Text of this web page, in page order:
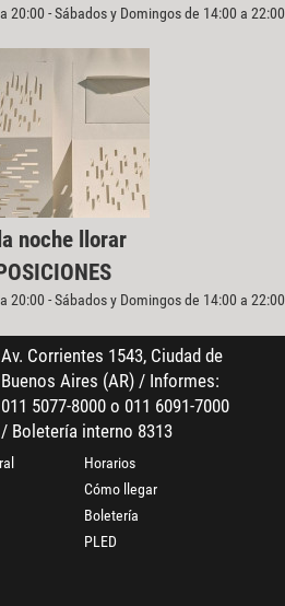
20:00 - Sábados y Domingos de 14:00 a 22:00
noche llorar
20:00 - Sábados y Domingos de 14:00 a 22:00
Av. Corrientes 1543, Ciudad de
Buenos Aires (AR) / Informes:
011 5077-8000 o 011 6091-7000
/ Boletería interno 8313
Horarios
Cómo llegar
Boletería
PLED